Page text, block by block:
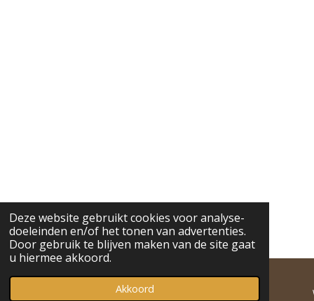
Deze website gebruikt cookies voor analyse-
doeleinden en/of het tonen van advertenties.
Door gebruik te blijven maken van de site gaat
u hiermee akkoord.
Akkoord
4
2
2
7
s
Telefoonnummer